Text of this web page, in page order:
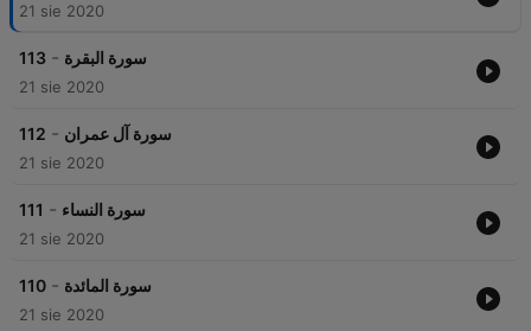
21 sie 2020
113 - سورة البقرة
21 sie 2020
112 - سورة آل عمران
21 sie 2020
111 - سورة النساء
21 sie 2020
110 - سورة المائدة
21 sie 2020